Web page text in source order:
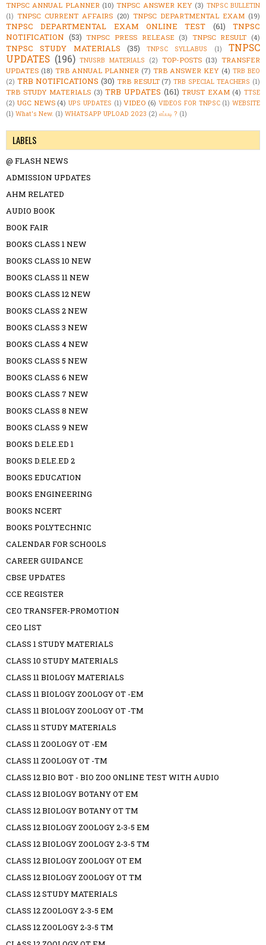
TNPSC ANNUAL PLANNER (10) TNPSC ANSWER KEY (3) TNPSC BULLETIN
(1) TNPSC CURRENT AFFAIRS (20) TNPSC DEPARTMENTAL EXAM (19)
TNPSC DEPARTMENTAL EXAM ONLINE TEST (61)
TNPSC
NOTIFICATION (53) TNPSC PRESS RELEASE (3) TNPSC RESULT (4)
TNPSC STUDY MATERIALS (35) TNPSC SYLLABUS (1)
TNPSC
UPDATES (196) TNUSRB MATERIALS (2) TOP-POSTS (13) TRANSFER
UPDATES (18) TRB ANNUAL PLANNER (7) TRB ANSWER KEY (4) TRB BEO
(2) TRB NOTIFICATIONS (30) TRB RESULT (7) TRB SPECIAL TEACHERS (1)
TRB STUDY MATERIALS (3) TRB UPDATES (161) TRUST EXAM (4) TTSE
(2) UGC NEWS (4) UPS UPDATES (1) VIDEO (6) VIDEOS FOR TNPSC (1) WEBSITE
(1) What's New. (1) WHATSAPP UPLOAD 2023 (2) எப்படி ? (1)
LABELS
@ FLASH NEWS
ADMISSION UPDATES
AHM RELATED
AUDIO BOOK
BOOK FAIR
BOOKS CLASS 1 NEW
BOOKS CLASS 10 NEW
BOOKS CLASS 11 NEW
BOOKS CLASS 12 NEW
BOOKS CLASS 2 NEW
BOOKS CLASS 3 NEW
BOOKS CLASS 4 NEW
BOOKS CLASS 5 NEW
BOOKS CLASS 6 NEW
BOOKS CLASS 7 NEW
BOOKS CLASS 8 NEW
BOOKS CLASS 9 NEW
BOOKS D.ELE.ED 1
BOOKS D.ELE.ED 2
BOOKS EDUCATION
BOOKS ENGINEERING
BOOKS NCERT
BOOKS POLYTECHNIC
CALENDAR FOR SCHOOLS
CAREER GUIDANCE
CBSE UPDATES
CCE REGISTER
CEO TRANSFER-PROMOTION
CEO LIST
CLASS 1 STUDY MATERIALS
CLASS 10 STUDY MATERIALS
CLASS 11 BIOLOGY MATERIALS
CLASS 11 BIOLOGY ZOOLOGY OT -EM
CLASS 11 BIOLOGY ZOOLOGY OT -TM
CLASS 11 STUDY MATERIALS
CLASS 11 ZOOLOGY OT -EM
CLASS 11 ZOOLOGY OT -TM
CLASS 12 BIO BOT - BIO ZOO ONLINE TEST WITH AUDIO
CLASS 12 BIOLOGY BOTANY OT EM
CLASS 12 BIOLOGY BOTANY OT TM
CLASS 12 BIOLOGY ZOOLOGY 2-3-5 EM
CLASS 12 BIOLOGY ZOOLOGY 2-3-5 TM
CLASS 12 BIOLOGY ZOOLOGY OT EM
CLASS 12 BIOLOGY ZOOLOGY OT TM
CLASS 12 STUDY MATERIALS
CLASS 12 ZOOLOGY 2-3-5 EM
CLASS 12 ZOOLOGY 2-3-5 TM